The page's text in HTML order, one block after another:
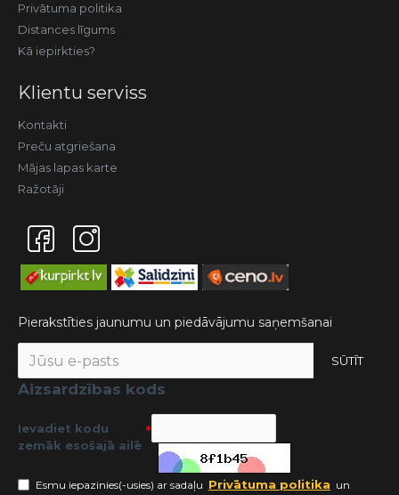
Privātuma politika
Distances līgums
Kā iepirkties?
Klientu serviss
Kontakti
Preču atgriešana
Mājas lapas karte
Ražotāji
Pierakstīties jaunumu un piedāvājumu saņemšanai
SŪTĪT
Aizsardzības kods
Ievadiet kodu
zemāk esošajā ailē
Esmu iepazinies(-usies) ar sadaļu Privātuma politika un